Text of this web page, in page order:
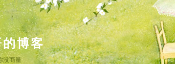
博客
没商量